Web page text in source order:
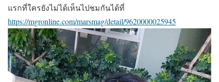
แรกที่ใครยังไม่ได้เห็นไปชมกันได้ที่
https://mgronline.com/marsmag/detail/9620000025945